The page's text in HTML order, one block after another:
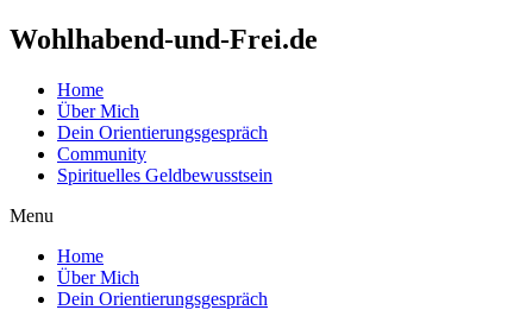
Wohlhabend-und-Frei.de
Home
Über Mich
Dein Orientierungsgespräch
Community
Spirituelles Geldbewusstsein
Menu
Home
Über Mich
Dein Orientierungsgespräch